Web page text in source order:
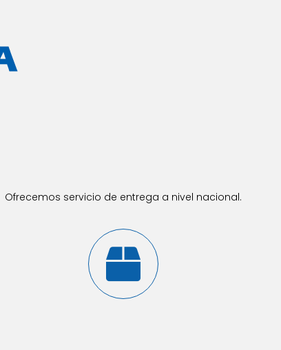
Ofrecemos servicio de entrega a nivel nacional.